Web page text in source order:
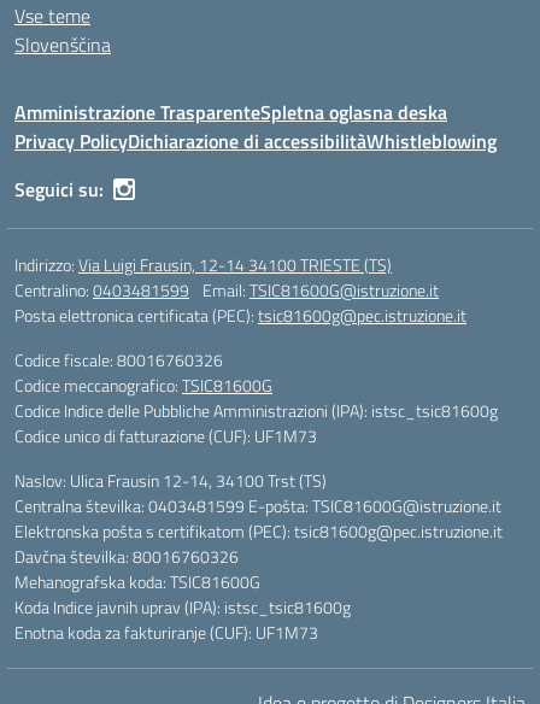
Vse teme
Slovenščina
Amministrazione TrasparenteSpletna oglasna deska
Privacy PolicyDichiarazione di accessibilitàWhistleblowing
Seguici su:
Indirizzo:Via Luigi Frausin, 12-14 34100 TRIESTE (TS)
Centralino:0403481599 Email:TSIC81600G@istruzione.it
Posta elettronica certificata (PEC):tsic81600g@pec.istruzione.it
Codice fiscale: 80016760326
Codice meccanografico:TSIC81600G
Codice Indice delle Pubbliche Amministrazioni (IPA): istsc_tsic81600g
Codice unico di fatturazione (CUF): UF1M73
Naslov: Ulica Frausin 12-14, 34100 Trst (TS)
Centralna številka: 0403481599 E-pošta: TSIC81600G@istruzione.it
Elektronska pošta s certifikatom (PEC): tsic81600g@pec.istruzione.it
Davčna številka: 80016760326
Mehanografska koda: TSIC81600G
Koda Indice javnih uprav (IPA): istsc_tsic81600g
Enotna koda za fakturiranje (CUF): UF1M73